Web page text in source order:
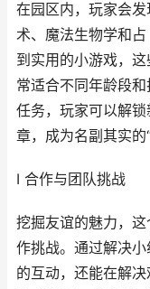
在园区内，玩家会
术、魔法生物学和
到实用的小游戏，
常适合不同年龄段
任务，玩家可以解
章，成为名副其实的
I 合作与团队挑战
挖掘友谊的魅力，
作挑战。通过解决
的互动，还能在解